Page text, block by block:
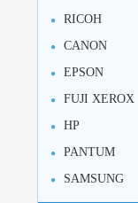
RICOH
CANON
EPSON
FUJI XEROX
HP
PANTUM
SAMSUNG